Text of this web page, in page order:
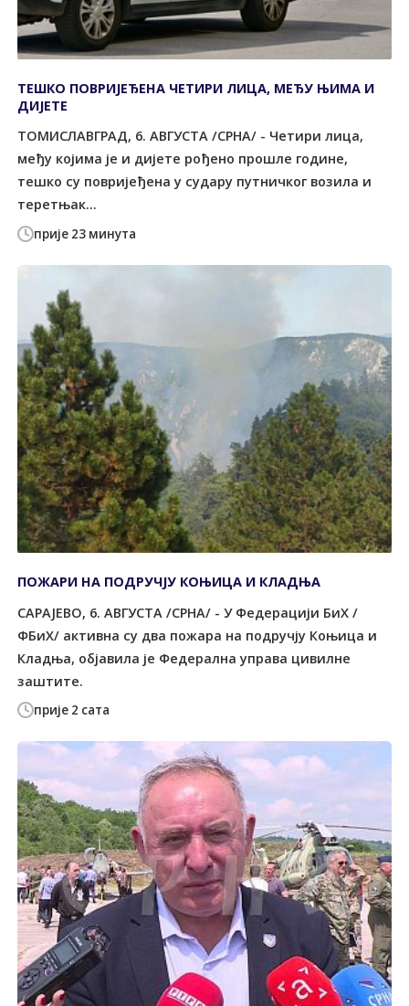
прије 23 минута
ТЕШКО ПОВРИЈЕЂЕНА ЧЕТИРИ ЛИЦА, МЕЂУ ЊИМА И
ДИЈЕТЕ
ТОМИСЛАВГРАД, 6. АВГУСТА /СРНА/ - Четири лица,
међу којима је и дијете рођено прошле године,
тешко су повријеђена у судару путничког возила и
теретњак...
прије 2 сата
ПОЖАРИ НА ПОДРУЧЈУ КОЊИЦА И КЛАДЊА
САРАЈЕВО, 6. АВГУСТА /СРНА/ - У Федерацији БиХ /
ФБиХ/ активна су два пожара на подручју Коњица и
Кладња, објавила је Федерална управа цивилне
заштите.